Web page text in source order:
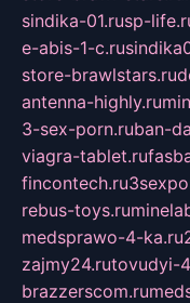
sindika-01.rusp-
e-abis-1-c.ru
store-brawlstars.ru
antenna-highly.ru
3-sex-porn.ruban-
viagra-tablet.ru
fincontech.ru
rebus-toys.ru
medsprawo-4-ka.ru
zajmy24.rutovudyi-
brazzerscom.ru